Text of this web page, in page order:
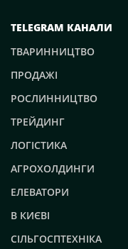
TELEGRAM КАНАЛИ
ТВАРИННИЦТВО
ПРОДАЖІ
РОСЛИННИЦТВО
ТРЕЙДИНГ
ЛОГІСТИКА
АГРОХОЛДИНГИ
ЕЛЕВАТОРИ
В КИЄВІ
СІЛЬГОСПТЕХНІКА